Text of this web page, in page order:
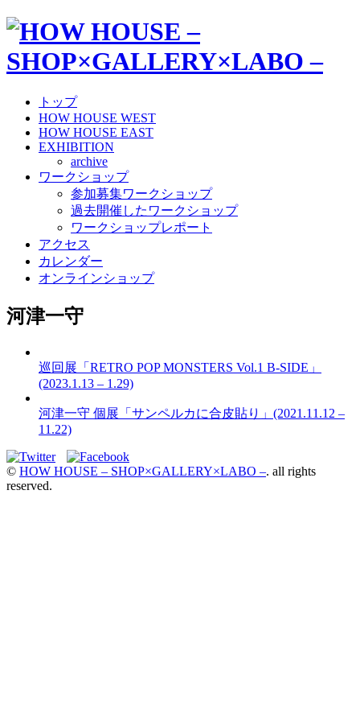
トップ
HOW HOUSE WEST
HOW HOUSE EAST
EXHIBITION
archive
ワークショップ
参加募集ワークショップ
過去開催したワークショップ
ワークショップレポート
アクセス
カレンダー
オンラインショップ
河津一守
巡回展「RETRO POP MONSTERS Vol.1 B-SIDE」
(2023.1.13 – 1.29)
河津一守 個展「サンペルカに合皮貼り」(2021.11.12 –
11.22)
© HOW HOUSE – SHOP×GALLERY×LABO –. all rights
reserved.